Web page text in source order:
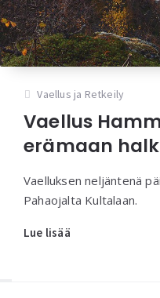
Vaellus ja Retkeily
Vaellus
erämaan
Vaelluksen neljäntenä
Pahaojalta Kultalaan.
Lue lisää